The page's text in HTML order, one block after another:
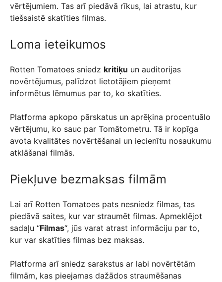
vērtējumiem. Tas arī piedāvā rīkus, lai atrastu, kur
tiešsaistē skatīties filmas.
Loma ieteikumos
Rotten Tomatoes sniedz kritiķu un auditorijas
novērtējumus, palīdzot lietotājiem pieņemt
informētus lēmumus par to, ko skatīties.
Platforma apkopo pārskatus un aprēķina procentuālo
vērtējumu, ko sauc par Tomātometru. Tā ir kopīga
avota kvalitātes novērtēšanai un iecienītu nosaukumu
atklāšanai filmās.
Piekļuve bezmaksas filmām
Lai arī Rotten Tomatoes pats nesniedz filmas, tas
piedāvā saites, kur var straumēt filmas. Apmeklējot
sadaļu “Filmas“, jūs varat atrast informāciju par to,
kur var skatīties filmas bez maksas.
Platforma arī sniedz sarakstus ar labi novērtētām
filmām, kas pieejamas dažādos straumēšanas